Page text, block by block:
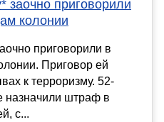
заочно приговорили
колонии
приговорили в
Приговор ей
к терроризму. 52-
назначили штраф в
с...